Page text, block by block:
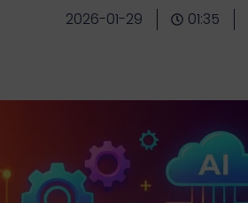
2026-01-29 01:35